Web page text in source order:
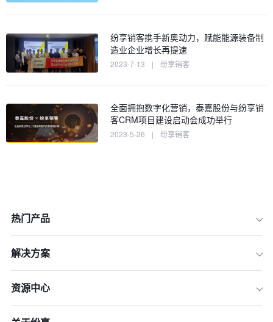
纷享销客携手新奥动力，赋能能源装备制
造业企业增长再提速
2023-7-13 | 纷享销客
全面拥抱数字化营销，泰嘉股份与纷享销
客CRM项目建设启动会成功举行
2023-5-26 | 纷享销客
热门产品
解决方案
资源中心